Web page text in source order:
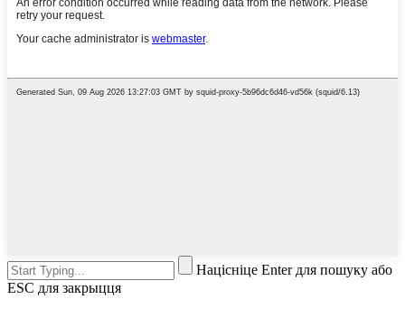
Націсніце Enter для пошуку або
ESC для закрыцця